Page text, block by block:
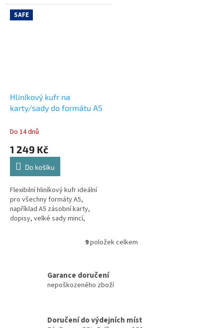
SAFE
Hliníkový kufr na
karty/sady do formátu A5
Do 14 dnů
1 249 Kč
Do košíku
Flexibilní hliníkový kufr ideální
pro všechny formáty A5,
například A5 zásobní karty,
dopisy, velké sady mincí,
O
d
p
9položek celkem
Garance doručení
nepoškozeného zboží
Doručení do výdejních míst